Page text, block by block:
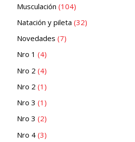
Musculación 104
Natación y pileta 32
Novedades 7
Nro 1
4
Nro 2 4
Nro 2 1
Nro 3 1
Nro 3 2
Nro 4 3